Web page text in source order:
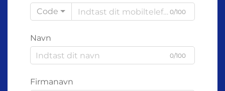
Code
0/100
Navn
0/100
Firmanavn